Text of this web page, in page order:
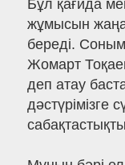
Бұл қағида
жұмысын жаңа
береді.
Жомарт
деп атау
дәстүрімізге